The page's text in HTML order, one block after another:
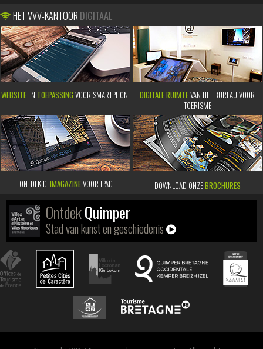
HET VVV-KANTOOR DIGITAAL
WEBSITEEN TOEPASSING VOOR SMARTPHONE DIGITALE RUIMTEVAN HET BUREAU VOOR
TOERISME
ONTDEK DEIMAGAZINEVOOR IPAD DOWNLOAD ONZEBROCHURES
OntdekQuimper
Stad van kunst en geschiedenis